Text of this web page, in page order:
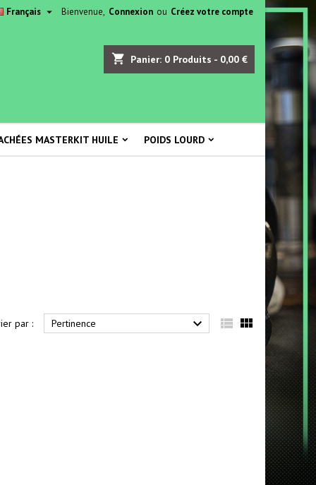
Bienvenue, Connexion ou Créez votre compte
Français 
shopping_cart Panier: 0 Produits - 0,00 €
MASTERKIT HUILE POIDS LOURD
par : Pertinence   